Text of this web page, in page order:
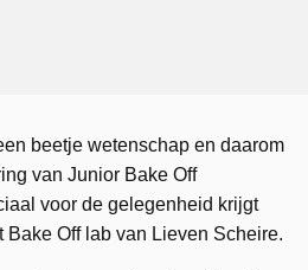
beetje wetenschap en daarom
van Junior Bake Off
voor de gelegenheid krijgt
Bake Off lab van Lieven Scheire.